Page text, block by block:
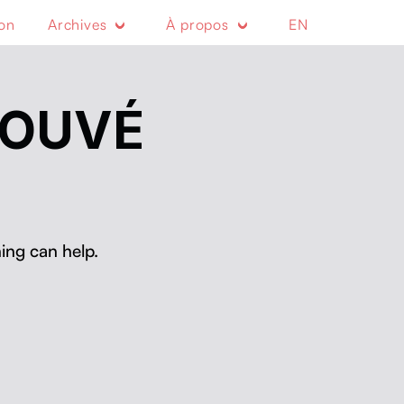
Archives À propos EN
can help.